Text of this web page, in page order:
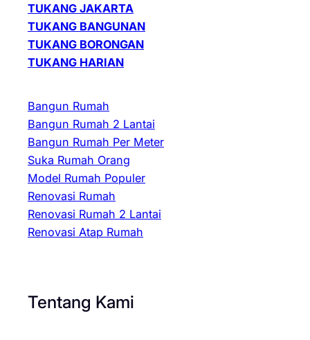
TUKANG JAKARTA
TUKANG BANGUNAN
TUKANG BORONGAN
TUKANG HARIAN
Bangun Rumah
Bangun Rumah 2 Lantai
Bangun Rumah Per Meter
Suka Rumah Orang
Model Rumah Populer
Renovasi Rumah
Renovasi Rumah 2 Lantai
Renovasi Atap Rumah
Tentang Kami